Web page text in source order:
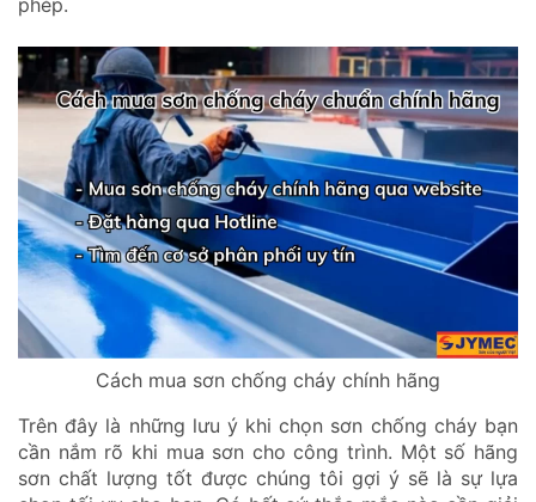
Cách mua sơn chống cháy chính hãng
Trên đây là những lưu ý khi chọn sơn chống cháy bạn
cần nắm rõ khi mua sơn cho công trình. Một số hãng
sơn chất lượng tốt được chúng tôi gợi ý sẽ là sự lựa